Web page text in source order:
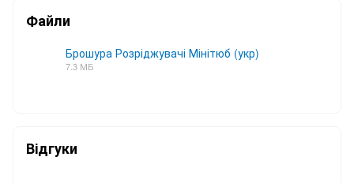
Файли
Брошура Розріджувачі Мінітюб (укр)
7.3 МБ
Відгуки